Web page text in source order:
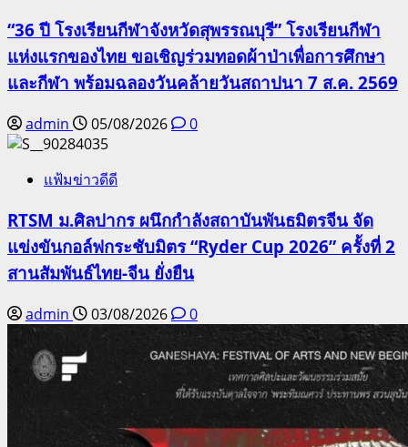
“36 ปี โรงเรียนกีฬาจังหวัดสุพรรณบุรี” โรงเรียนกีฬา
แห่งแรกของไทย ขอเชิญร่วมทอดผ้าป่าเพื่อการศึกษา
และกีฬา พร้อมฉลองวันคล้ายวันสถาปนา 7 ส.ค. 2569
admin 05/08/2026 0
แฟ้มข่าวดีดี
RTSM ม.ศิลปากร ผนึกกำลังสถาบันพันธมิตรจีน จัด
แข่งขันกอล์ฟกระชับมิตร “Ryder Cup 2026” ครั้งที่ 2
สานสัมพันธ์ไทย-จีน ยั่งยืน
admin 03/08/2026 0